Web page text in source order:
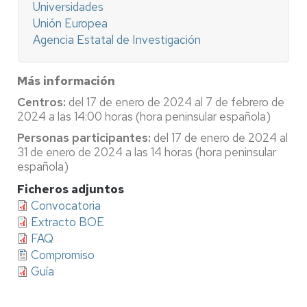
Universidades
Unión Europea
Agencia Estatal de Investigación
Más información
Centros: del 17 de enero de 2024 al 7 de febrero de
2024 a las 14:00 horas (hora peninsular española)
Personas participantes: del 17 de enero de 2024 al
31 de enero de 2024 a las 14 horas (hora peninsular
española)
Ficheros adjuntos
Convocatoria
Extracto BOE
FAQ
Compromiso
Guía